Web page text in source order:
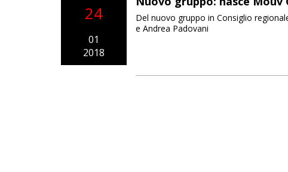
24
01
2018
Del nuovo gruppo in Consiglio
e Andrea Padovani